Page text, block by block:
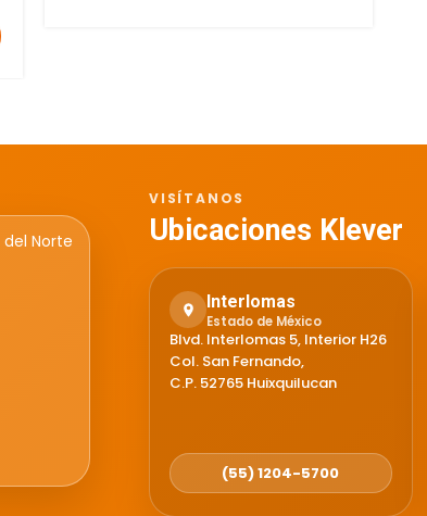
VISÍTANOS
Ubicaciones Klever
Interlomas
Estado de México
Blvd. Interlomas 5, Interior H26
Col. San Fernando,
C.P. 52765 Huixquilucan
(55) 1204-5700